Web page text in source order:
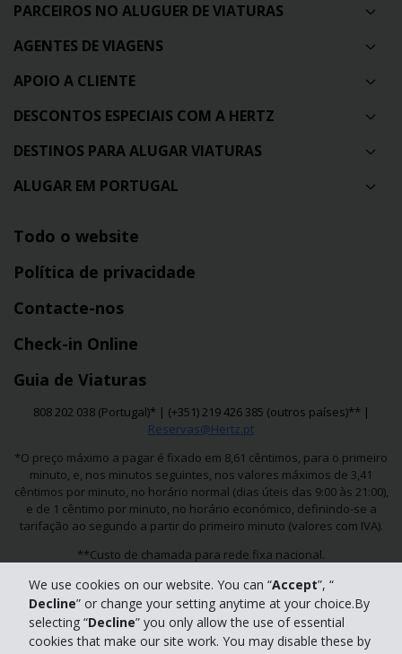
We use cookies on our website. You can “Accept”, “
Decline” or change your setting anytime at your choice.By
selecting “Decline” you only allow the use of essential
cookies that make our site work. You may disable these by
PARCEIROS NO ALUGUER DE VIATURAS
AGENTES DE VIAGENS
APOIO A CLIENTE
DESCONTOS ESPECIAIS COM A HERTZ
DESTINOS PARA ALUGAR VIATURAS
ALUGAR EM PORTUGAL
Todo o website
Política de privacidade
Contacte-nos
Check-in Online
Guia de Viaturas
808 202 038 (Portugal)* | (+351) 219 426 385 (outros países)** |
Reservas@Hertz.pt
*O preço máximo a pagar é fixado em 8,61 cêntimos, para o primeiro
minuto, e, nos minutos seguintes, nos valores máximos de 3,41
cêntimos por minuto, no horário normal (dias úteis das 9:00 às 21:00),
e de 1 cêntimo por minuto, no horário económico, definindo-se a
tarifação ao segundo a partir do primeiro minuto (valores com IVA).
**Custo de chamada para rede fixa nacional.
© 2025 The Hertz Corporation - Todos os direitos reservados.
Termos de Utilização do Website